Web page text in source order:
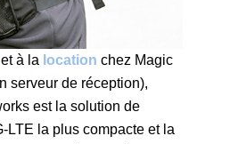
à la location chez Magic
serveur de réception),
est la solution de
LTE la plus compacte et la